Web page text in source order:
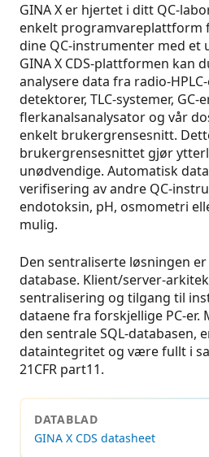
GINA X er hjertet i ditt QC-
enkelt programvareplattform
dine QC-instrumenter med et
GINA X CDS-plattformen kan
analysere data fra radio-
detektorer, TLC-systemer, GC-
flerkanalsanalysator og vår
enkelt brukergrensesnitt.
brukergrensesnittet gjør
unødvendige. Automatisk
verifisering av andre QC-
endotoksin, pH, osmometri
mulig.
Den sentraliserte løsningen er
database. Klient/server-
sentralisering og tilgang til
dataene fra forskjellige PC-er.
den sentrale SQL-databasen,
dataintegritet og være fullt i
21CFR part11.
DATABLAD
GINA X CDS datasheet